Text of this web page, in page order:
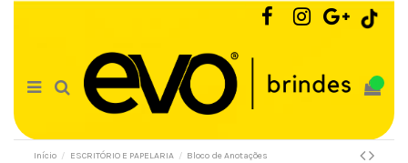
Início ESCRITÓRIO E PAPELARIA Bloco de Anotações